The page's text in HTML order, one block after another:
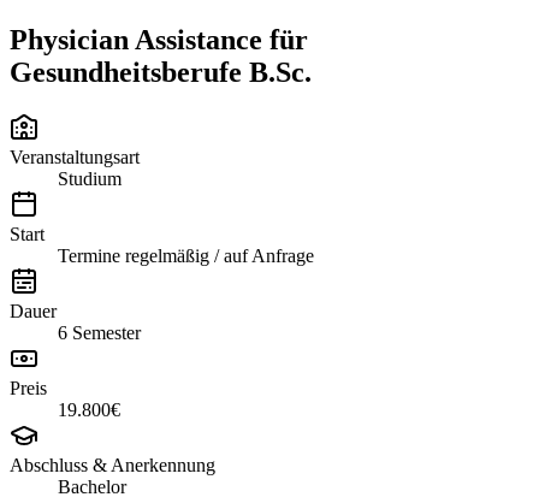
Physician Assistance für
Gesundheitsberufe B.Sc.
Veranstaltungsart
Studium
Start
Termine regelmäßig / auf Anfrage
Dauer
6 Semester
Preis
19.800€
Abschluss & Anerkennung
Bachelor